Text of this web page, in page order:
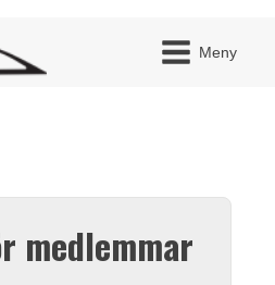
Meny
medlemmar